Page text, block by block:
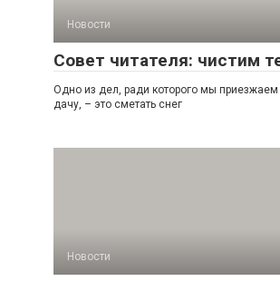
Новости
Совет читателя: чистим
Одно из дел, ради которого мы
дачу, – это сметать снег
Новости